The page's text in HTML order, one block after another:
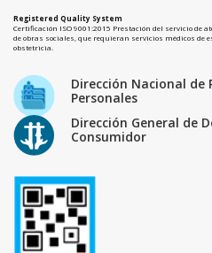
Registered Quality System
Certificación ISO 9001:2015 Prestación del servicio
de obras sociales, que requieran servicios médicos de
obstetricia.
Dirección Nacional de
Personales
Dirección General de
Consumidor